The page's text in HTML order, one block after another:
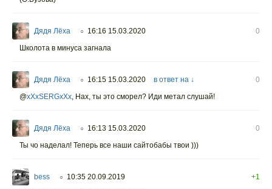
Дядя Лёха ○ 16:16 15.03.2020
0
Школота в минуса загнала
Дядя Лёха ○ 16:15 15.03.2020 в ответ на ↓
0
@xXxSERGxXx, Нах, ты это сморел? Иди метал слушай!
Дядя Лёха ○ 16:13 15.03.2020
0
Ты чо наделал! Теперь все наши сайтобабы твои )))
bess ○ 10:35 20.09.2019
+1